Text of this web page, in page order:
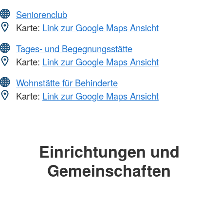
Seniorenclub
Karte: Link zur Google Maps Ansicht
Tages- und Begegnungsstätte
Karte: Link zur Google Maps Ansicht
Wohnstätte für Behinderte
Karte: Link zur Google Maps Ansicht
Einrichtungen und
Gemeinschaften